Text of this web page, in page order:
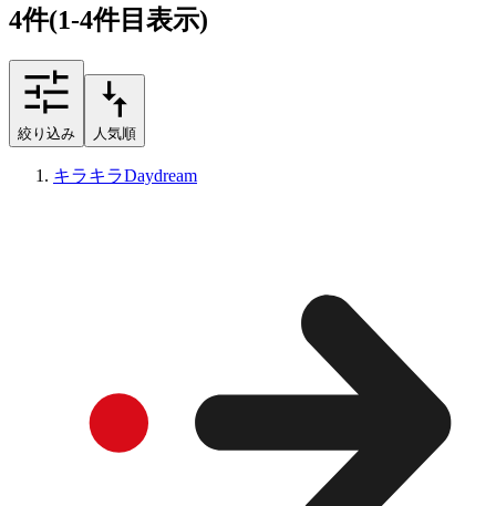
4件(1-4件目表示)
絞り込み 人気順
キラキラDaydream